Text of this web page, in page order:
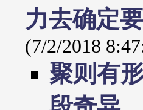
力去确定
(7/2/2018
聚则有